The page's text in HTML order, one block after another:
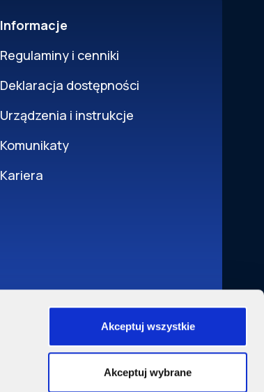
Akceptuj wszystkie
Akceptuj wybrane
Informacje
Regulaminy i cenniki
Deklaracja dostępności
Urządzenia i instrukcje
Komunikaty
Kariera